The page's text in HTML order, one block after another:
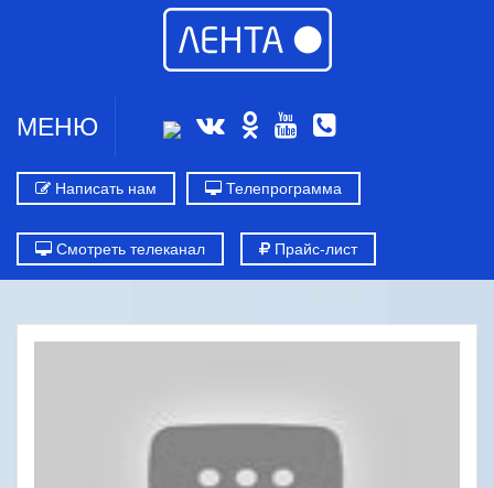
МЕНЮ
Написать нам Телепрограмма
Смотреть телеканал Прайс-лист